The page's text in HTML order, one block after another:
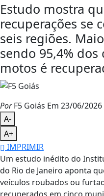
Estudo mostra
recuperações se
seis regiões.
sendo 95,4% dos
motos é
PorF5 Goiás Em 23/06/2026
A-
A+
IMPRIMIR
Um estudo inédito do
do Rio de Janeiro aponta
veículos roubados ou